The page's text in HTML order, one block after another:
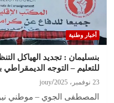
أخبار وطنية
بنسليمان : تجديد الهياكل
للتعليم – التوجه الديمقراطي
23 نوفمبر، 2025 jouy
المصطفى الجوي – موطني